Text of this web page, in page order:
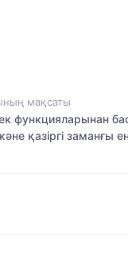
мақсаты
қазіргі заманғы